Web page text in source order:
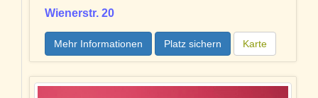
Wienerstr. 20
Mehr Informationen Platz sichern Karte